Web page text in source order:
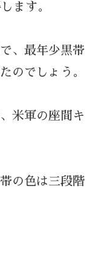
ます。
、最年少黒帯
のでしょう。
米軍の座間キ
の色は三段階